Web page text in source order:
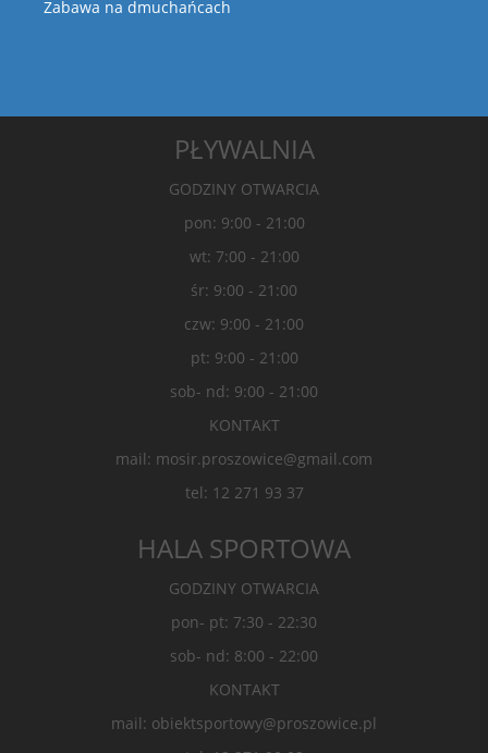
Zabawa na dmuchańcach
PŁYWALNIA
GODZINY OTWARCIA
pon: 9:00 - 21:00
wt: 7:00 - 21:00
śr: 9:00 - 21:00
czw: 9:00 - 21:00
pt: 9:00 - 21:00
sob- nd: 9:00 - 21:00
KONTAKT
mail: mosir.proszowice@gmail.com
tel: 12 271 93 37
HALA SPORTOWA
GODZINY OTWARCIA
pon- pt: 7:30 - 22:30
sob- nd: 8:00 - 22:00
KONTAKT
mail: obiektsportowy@proszowice.pl